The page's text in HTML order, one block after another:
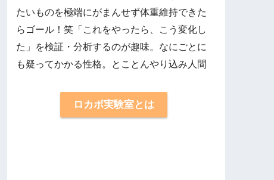
たいものを極端にがまんせず体重維持できた
らゴール！笑「これをやったら、こう変化し
た」を検証・分析するのが趣味。なにごとに
も疑ってかかる性格。とことんやり込み人間
ロカボ実験室とは